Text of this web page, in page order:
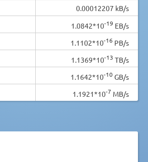
0.00012207 kB/s
1.0842*10-19 EB/s
1.1102*10-16 PB/s
1.1369*10-13 TB/s
1.1642*10-10 GB/s
1.1921*10-7 MB/s